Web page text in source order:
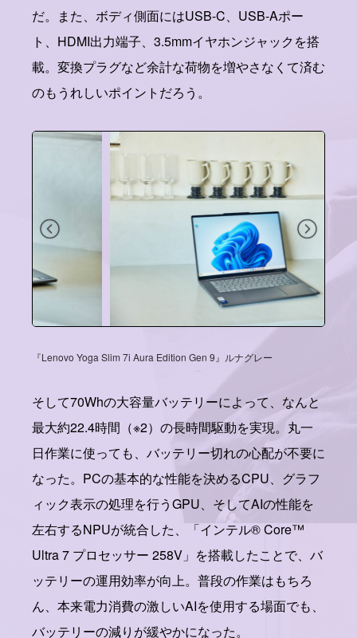
だ。また、ボディ側面にはUSB-C、USB-Aポー
ト、HDMI出力端子、3.5mmイヤホンジャックを搭
載。変換プラグなど余計な荷物を増やさなくて済む
のもうれしいポイントだろう。
『Lenovo Yoga Slim 7i Aura Edition Gen 9』ルナグレー
そして70Whの大容量バッテリーによって、なんと
最大約22.4時間（※2）の長時間駆動を実現。丸一
日作業に使っても、バッテリー切れの心配が不要に
なった。PCの基本的な性能を決めるCPU、グラフ
ィック表示の処理を行うGPU、そしてAIの性能を
左右するNPUが統合した、「インテル® Core™
Ultra 7 プロセッサー 258V」を搭載したことで、バ
ッテリーの運用効率が向上。普段の作業はもちろ
ん、本来電力消費の激しいAIを使用する場面でも、
バッテリーの減りが緩やかになった。